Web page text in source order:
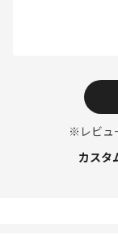
※レビュ
カスタ